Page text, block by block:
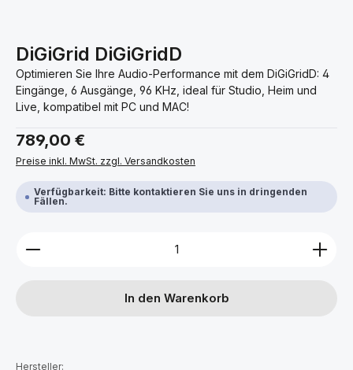
DiGiGrid DiGiGridD
Optimieren Sie Ihre Audio-Performance mit dem DiGiGridD: 4
Eingänge, 6 Ausgänge, 96 KHz, ideal für Studio, Heim und
Live, kompatibel mit PC und MAC!
Regulärer Preis:
789,00 €
Preise inkl. MwSt. zzgl. Versandkosten
Verfügbarkeit: Bitte kontaktieren Sie uns in dringenden
Fällen.
Produkt Anzahl: Gib den gewünschten Wert ein
In den Warenkorb
Hersteller: